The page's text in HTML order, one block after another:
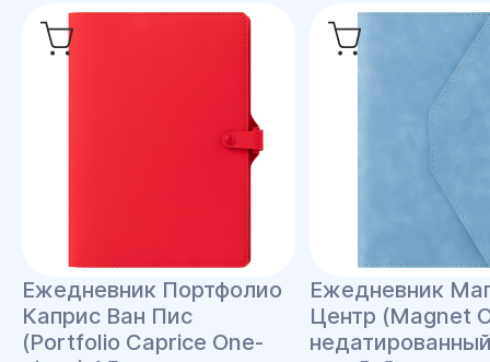
Ежедневник Портфолио
Каприс Ван Пис
(Portfolio Caprice One-
Ежедневник
Центр (Magnet